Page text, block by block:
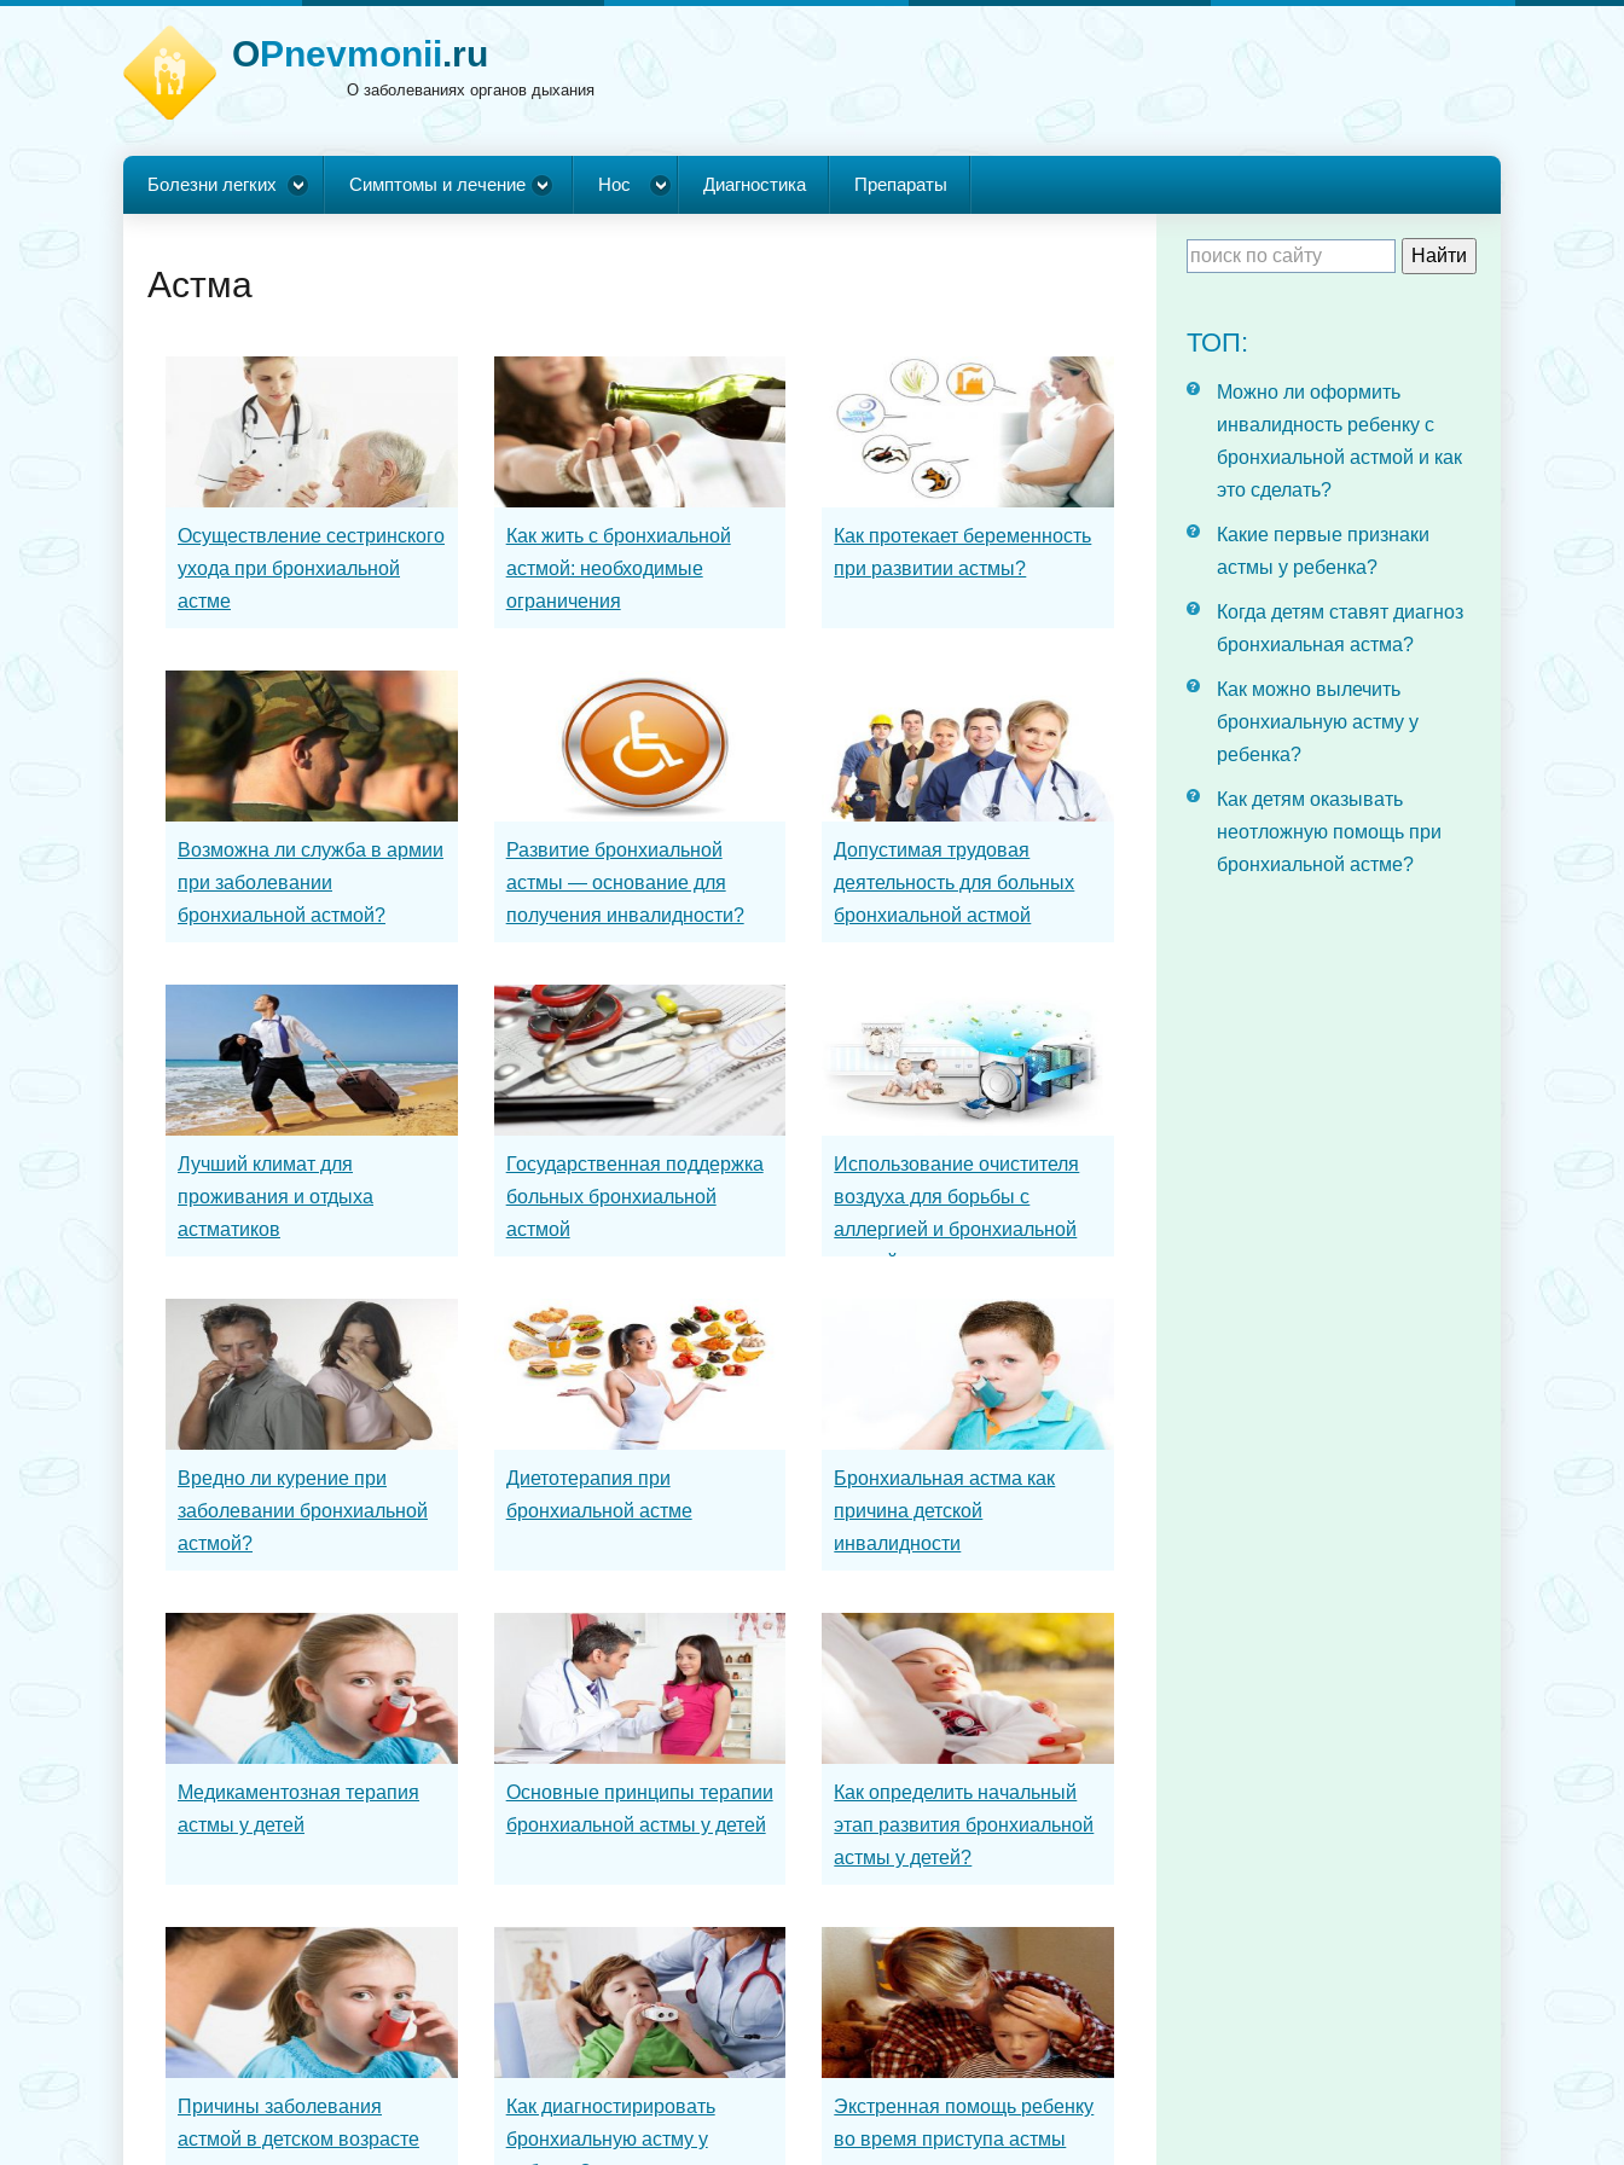
OPnevmonii.ru
О заболеваниях органов дыхания
Болезни легких Симптомы и лечение Нос Диагностика Препараты
Астма
Осуществление сестринского
ухода при бронхиальной
астме
Как жить с бронхиальной
астмой: необходимые
ограничения
Как протекает беременность
при развитии астмы?
Возможна ли служба в армии
при заболевании
бронхиальной астмой?
Развитие бронхиальной
астмы — основание для
получения инвалидности?
Допустимая трудовая
деятельность для больных
бронхиальной астмой
Лучший климат для
проживания и отдыха
астматиков
Государственная поддержка
больных бронхиальной
астмой
Использование очистителя
воздуха для борьбы с
аллергией и бронхиальной
астмой
Вредно ли курение при
заболевании бронхиальной
астмой?
Диетотерапия при
бронхиальной астме
Бронхиальная астма как
причина детской
инвалидности
Медикаментозная терапия
астмы у детей
Основные принципы терапии
бронхиальной астмы у детей
Как определить начальный
этап развития бронхиальной
астмы у детей?
Причины заболевания
астмой в детском возрасте
Как диагностирировать
бронхиальную астму у
Экстренная помощь ребенку
во время приступа астмы
ТОП:
Можно ли оформить
инвалидность ребенку с
бронхиальной астмой и как
это сделать?
Какие первые признаки
астмы у ребенка?
Когда детям ставят диагноз
бронхиальная астма?
Как можно вылечить
бронхиальную астму у
ребенка?
Как детям оказывать
неотложную помощь при
бронхиальной астме?